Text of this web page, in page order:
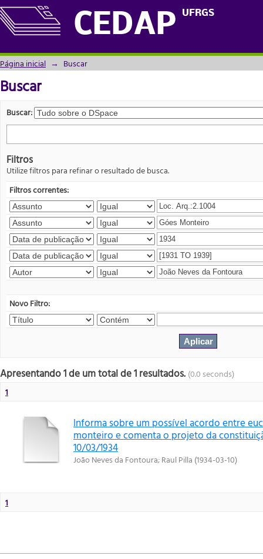
CEDAP UFRGS
Buscar
Página inicial → Buscar
Buscar
Buscar:
Filtros
Utilize filtros para refinar o resultado de busca.
Filtros correntes:
Novo Filtro:
Apresentando 1 de um total de 1 resultados. (0.0 seconds)
1
Informa sobre um possível acordo entre
monteiro e comenta o projeto da
10/03/1934
João Neves da Fontoura;Raul Pilla (1934-03-10)
1